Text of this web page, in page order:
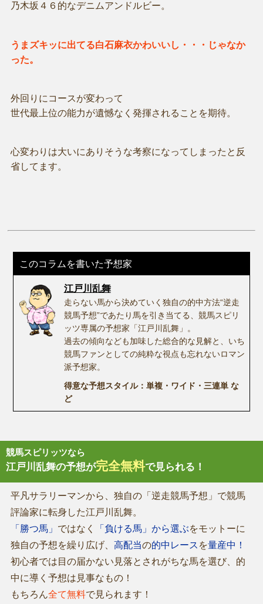
乃木坂４６的なデニムアンドルビー。
うまズキッに出てる白石麻衣かわいいし・・・じゃなか
った。
外回りにコースが変わって
世代最上位の能力が遺憾なく発揮されることを期待。
心変わりは大いにありそうな考察になってしまったと反
省してます。
このコラムを書いた予想家
江戸川乱舞
走らない馬から決めていく独自の的中方法“逆走
競馬予想”であたり馬を引き当てる、競馬スピリ
ッツ専属の予想家「江戸川乱舞」。
過去の傾向なども加味した総合的な見解と、いち
競馬ファンとしての純粋な視点も忘れないロマン
派予想家。
得意な予想スタイル：単複・ワイド・三連単 な
ど
競馬スピリッツなら
江戸川乱舞の予想が完全無料で見られる！
平凡サラリーマンから、独自の「逆走競馬予想」で競馬
評論家に転身した江戸川乱舞。
「勝つ馬」 ではなく 「負ける馬」から選ぶをモットーに
独自の予想を繰り広げ、 高配当の的中レース を量産中！
初心者では目の届かない見落とされがちな馬を選び、的
中に導く予想は見事なもの！
もちろん全て無料で見られます！